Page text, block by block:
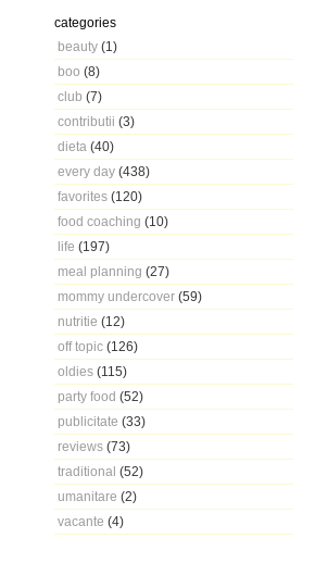
categories
beauty (1)
boo (8)
club (7)
contributii (3)
dieta (40)
every day (438)
favorites (120)
food coaching (10)
life (197)
meal planning (27)
mommy undercover (59)
nutritie (12)
off topic (126)
oldies (115)
party food (52)
publicitate (33)
reviews (73)
traditional (52)
umanitare (2)
vacante (4)